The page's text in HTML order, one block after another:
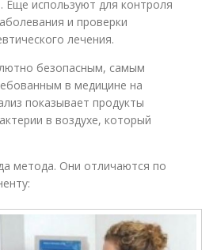
Еще используют для контроля
и проверки
лечения.
безопасным, самым
в медицине на
показывает продукты
в воздухе, который
метода. Они отличаются по